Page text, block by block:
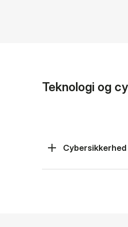
Teknologi og
Cybersikkerhed